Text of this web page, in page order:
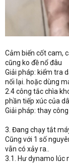
Cảm biến cốt cam,
cũng ko đề nổ đâu
Giải pháp: kiểm tra
nối lại. hoặc dùng
2.4 công tắc chìa
phần tiếp xúc của
Giải pháp: thay
3. Đang chạy tắt
Cũng với 1 số
vẫn có xảy ra..
3.1. Hư dynamo lúc